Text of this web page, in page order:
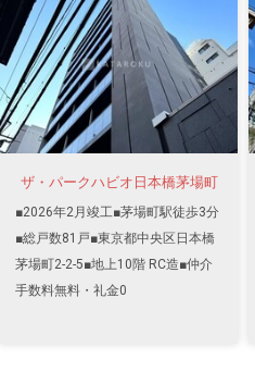
ザ・パークハビオ日本橋茅場町
■2026年2月竣工■茅場町駅徒歩3分
■総戸数81戸■東京都中央区日本橋
茅場町2-2-5■地上10階 RC造■仲介
手数料無料・礼金0